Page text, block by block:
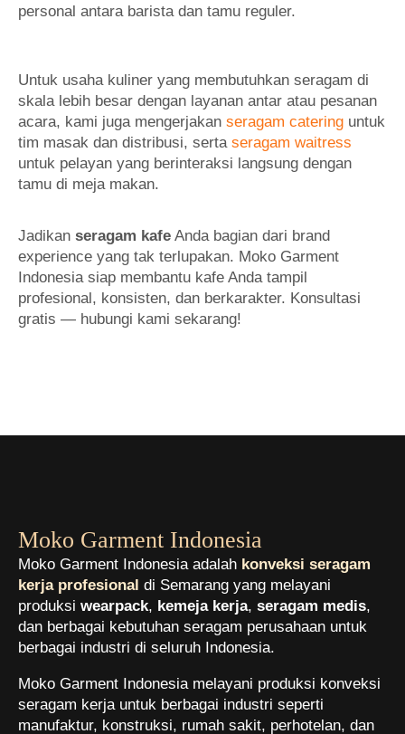
personal antara barista dan tamu reguler.
Untuk usaha kuliner yang membutuhkan seragam di
skala lebih besar dengan layanan antar atau pesanan
acara, kami juga mengerjakan seragam catering untuk
tim masak dan distribusi, serta seragam waitress
untuk pelayan yang berinteraksi langsung dengan
tamu di meja makan.
Jadikan seragam kafe Anda bagian dari brand
experience yang tak terlupakan. Moko Garment
Indonesia siap membantu kafe Anda tampil
profesional, konsisten, dan berkarakter. Konsultasi
gratis — hubungi kami sekarang!
Moko Garment Indonesia
Moko Garment Indonesia adalah konveksi seragam
kerja profesional di Semarang yang melayani
produksi wearpack, kemeja kerja, seragam medis,
dan berbagai kebutuhan seragam perusahaan untuk
berbagai industri di seluruh Indonesia.
Moko Garment Indonesia melayani produksi konveksi
seragam kerja untuk berbagai industri seperti
manufaktur, konstruksi, rumah sakit, perhotelan, dan